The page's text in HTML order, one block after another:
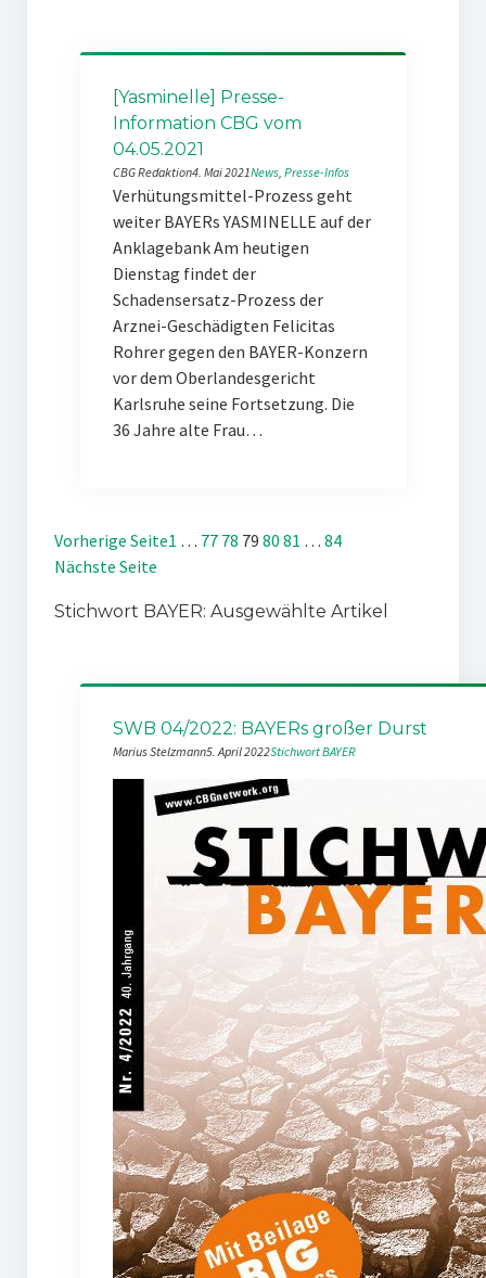
[Yasminelle] Presse-
Information CBG vom
04.05.2021
CBG Redaktion4. Mai 2021News, Presse-Infos
Verhütungsmittel-Prozess geht
weiter BAYERs YASMINELLE auf der
Anklagebank Am heutigen
Dienstag findet der
Schadensersatz-Prozess der
Arznei-Geschädigten Felicitas
Rohrer gegen den BAYER-Konzern
vor dem Oberlandesgericht
Karlsruhe seine Fortsetzung. Die
36 Jahre alte Frau…
Vorherige Seite1 … 77 78 79 80 81 … 84
Nächste Seite
Stichwort BAYER: Ausgewählte Artikel
SWB 04/2022: BAYERs großer Durst
Marius Stelzmann5. April 2022Stichwort BAYER